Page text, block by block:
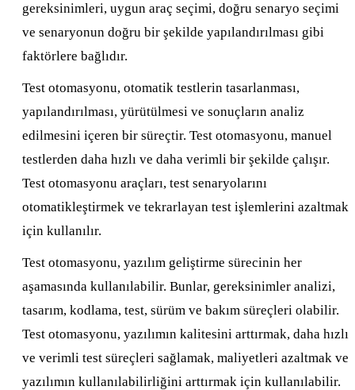
gereksinimleri, uygun araç seçimi, doğru senaryo seçimi
ve senaryonun doğru bir şekilde yapılandırılması gibi
faktörlere bağlıdır.
Test otomasyonu, otomatik testlerin tasarlanması,
yapılandırılması, yürütülmesi ve sonuçların analiz
edilmesini içeren bir süreçtir. Test otomasyonu, manuel
testlerden daha hızlı ve daha verimli bir şekilde çalışır.
Test otomasyonu araçları, test senaryolarını
otomatikleştirmek ve tekrarlayan test işlemlerini azaltmak
için kullanılır.
Test otomasyonu, yazılım geliştirme sürecinin her
aşamasında kullanılabilir. Bunlar, gereksinimler analizi,
tasarım, kodlama, test, sürüm ve bakım süreçleri olabilir.
Test otomasyonu, yazılımın kalitesini arttırmak, daha hızlı
ve verimli test süreçleri sağlamak, maliyetleri azaltmak ve
yazılımın kullanılabilirliğini arttırmak için kullanılabilir.